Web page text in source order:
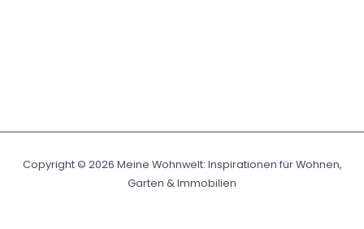
Copyright © 2026 Meine Wohnwelt: Inspirationen für Wohnen,
Garten & Immobilien